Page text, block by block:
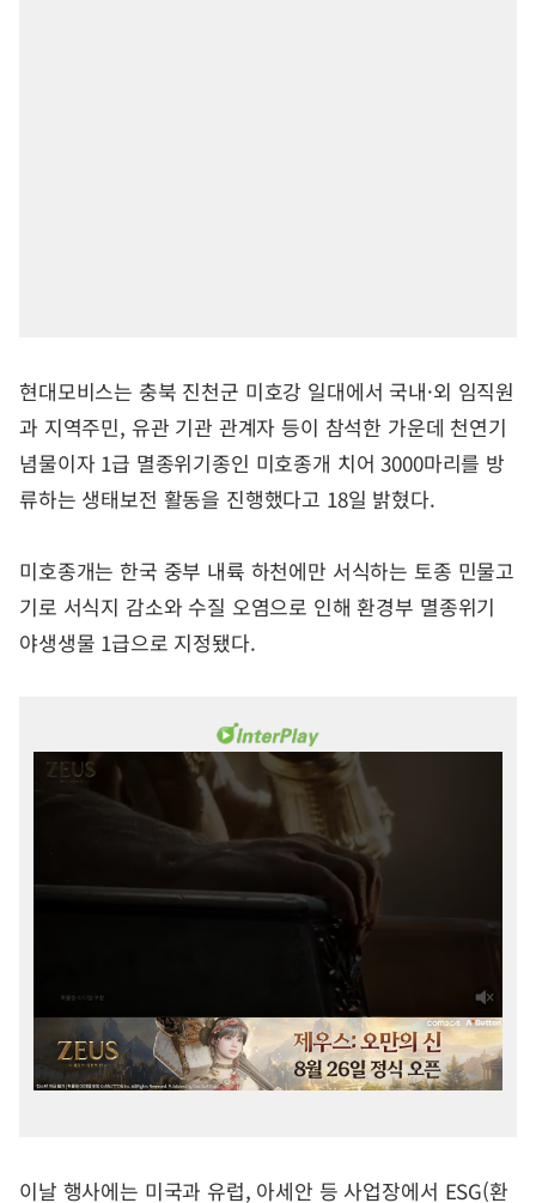
현대모비스는 충북 진천군 미호강 일대에서 국내·외 임직원
과 지역주민, 유관 기관 관계자 등이 참석한 가운데 천연기
념물이자 1급 멸종위기종인 미호종개 치어 3000마리를 방
류하는 생태보전 활동을 진행했다고 18일 밝혔다.
미호종개는 한국 중부 내륙 하천에만 서식하는 토종 민물고
기로 서식지 감소와 수질 오염으로 인해 환경부 멸종위기
야생생물 1급으로 지정됐다.
이날 행사에는 미국과 유럽, 아세안 등 사업장에서 ESG(환